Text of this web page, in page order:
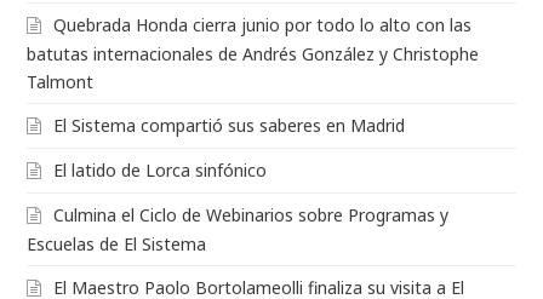
Quebrada Honda cierra junio por todo lo alto con las
batutas internacionales de Andrés González y Christophe
Talmont
El Sistema compartió sus saberes en Madrid
El latido de Lorca sinfónico
Culmina el Ciclo de Webinarios sobre Programas y
Escuelas de El Sistema
El Maestro Paolo Bortolameolli finaliza su visita a El